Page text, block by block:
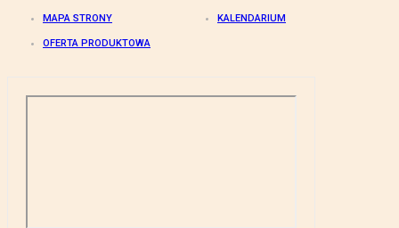
MAPA STRONY KALENDARIUM
OFERTA PRODUKTOWA